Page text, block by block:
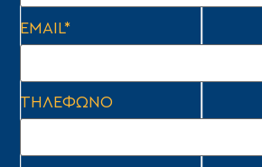
EMAIL*
ΤΗΛΕΦΩΝΟ